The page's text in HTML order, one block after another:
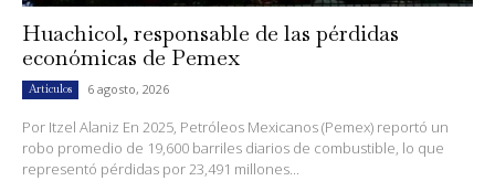
Huachicol, responsable de las pérdidas
económicas de Pemex
Artículos 6 agosto, 2026
Por Itzel Alaniz En 2025, Petróleos Mexicanos (Pemex) reportó un
robo promedio de 19,600 barriles diarios de combustible, lo que
representó pérdidas por 23,491 millones...